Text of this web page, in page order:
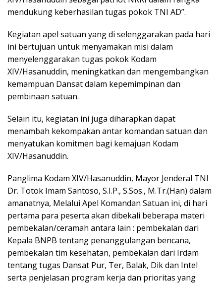
mendukung keberhasilan tugas pokok TNI AD”.
Kegiatan apel satuan yang di selenggarakan pada hari
ini bertujuan untuk menyamakan misi dalam
menyelenggarakan tugas pokok Kodam
XIV/Hasanuddin, meningkatkan dan mengembangkan
kemampuan Dansat dalam kepemimpinan dan
pembinaan satuan.
Selain itu, kegiatan ini juga diharapkan dapat
menambah kekompakan antar komandan satuan dan
menyatukan komitmen bagi kemajuan Kodam
XIV/Hasanuddin.
Panglima Kodam XIV/Hasanuddin, Mayor Jenderal TNI
Dr. Totok Imam Santoso, S.I.P., S.Sos., M.Tr.(Han) dalam
amanatnya, Melalui Apel Komandan Satuan ini, di hari
pertama para peserta akan dibekali beberapa materi
pembekalan/ceramah antara lain : pembekalan dari
Kepala BNPB tentang penanggulangan bencana,
pembekalan tim kesehatan, pembekalan dari Irdam
tentang tugas Dansat Pur, Ter, Balak, Dik dan Intel
serta penjelasan program kerja dan prioritas yang